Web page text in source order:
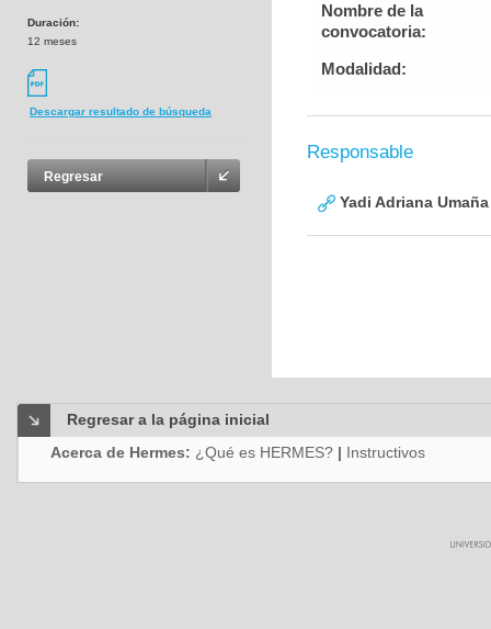
Duración:
12 meses
Descargar resultado de búsqueda
Regresar
Nombre de la
convocatoria:
Modalidad:
Responsable
Yadi Adriana
Regresar a la página inicial
Acerca de Hermes: ¿Qué es HERMES? | Instructivos